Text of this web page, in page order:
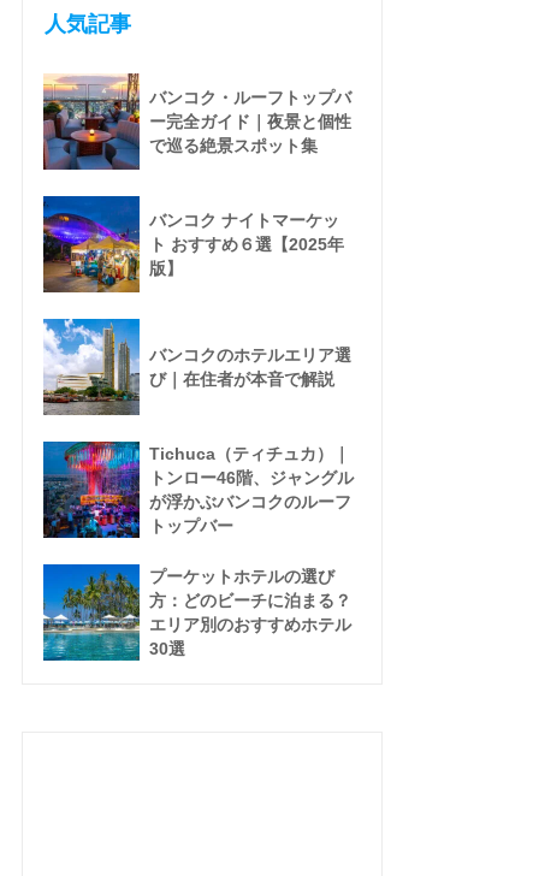
人気記事
バンコク・ルーフトップバ
ー完全ガイド｜夜景と個性
で巡る絶景スポット集
バンコク ナイトマーケッ
ト おすすめ６選【2025年
版】
バンコクのホテルエリア選
び｜在住者が本音で解説
Tichuca（ティチュカ）｜
トンロー46階、ジャングル
が浮かぶバンコクのルーフ
トップバー
プーケットホテルの選び
方：どのビーチに泊まる？
エリア別のおすすめホテル
30選